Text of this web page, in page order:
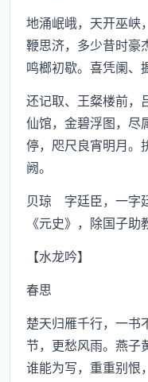
地涌岷峨，天开巫峡
鞭思济，多少昔时豪
鸣榔初歇。喜凭阑、
还记取、王粲楼前，
仙馆，金碧浮图，尽
停，咫尺良宵明月。
阙。
贝琼 字廷臣，一字
《元史》，除国子助
【水龙吟】
春思
楚天归雁千行，一书
节，更愁风雨。燕子
谁能为写，重重别恨